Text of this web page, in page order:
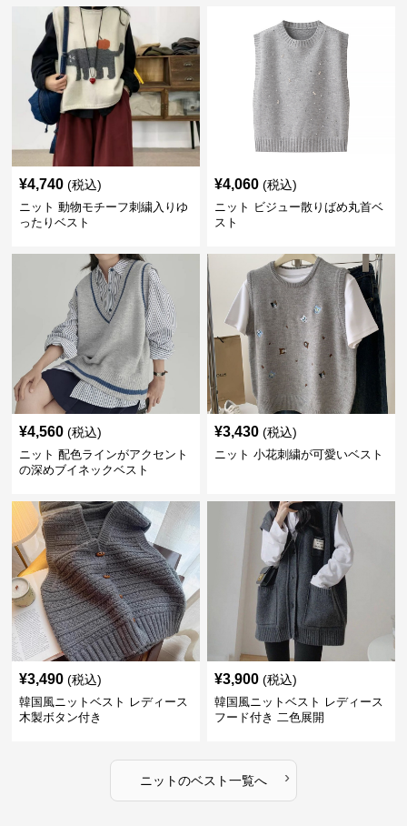
¥4,740 (税込)
ニット 動物モチーフ刺繍入りゆ
ったりベスト
¥4,060 (税込)
ニット ビジュー散りばめ丸首ベ
スト
¥4,560 (税込)
ニット 配色ラインがアクセント
の深めブイネックベスト
¥3,430 (税込)
ニット 小花刺繍が可愛いベスト
¥3,490 (税込)
韓国風ニットベスト レディース
木製ボタン付き
¥3,900 (税込)
韓国風ニットベスト レディース
フード付き 二色展開
ニットのベスト一覧へ ›